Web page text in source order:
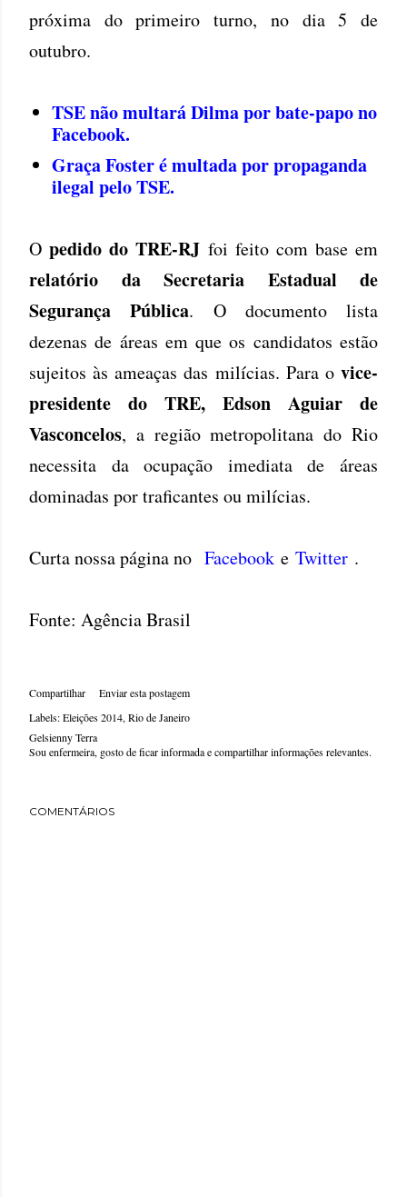
próxima do primeiro turno, no dia 5 de
outubro.
TSE não multará Dilma por bate-papo no
Facebook.
Graça Foster é multada por propaganda
ilegal pelo TSE.
Opedido do TRE-RJ foi feito com base em
relatório da Secretaria Estadual de
Segurança Pública. O documento lista
dezenas de áreas em que os candidatos estão
sujeitos às ameaças das milícias. Para o vice-
presidente do TRE, Edson Aguiar de
Vasconcelos, a região metropolitana do Rio
necessita da ocupação imediata de áreas
dominadas por traficantes ou milícias.
Curta nossa página no Facebook e Twitter .
Fonte: Agência Brasil
Compartilhar
Enviar esta postagem
Labels:Eleições 2014 Rio de Janeiro
Gelsienny Terra
Sou enfermeira, gosto de ficar informada e compartilhar informações relevantes.
COMENTÁRIOS